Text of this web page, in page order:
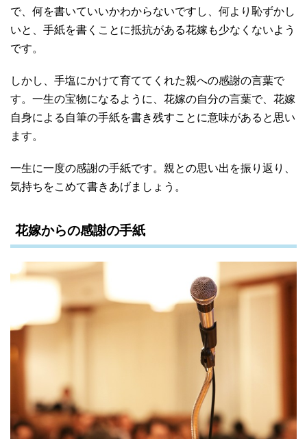
で、何を書いていいかわからないですし、何より恥ずかし
いと、手紙を書くことに抵抗がある花嫁も少なくないよう
です。
しかし、手塩にかけて育ててくれた親への感謝の言葉で
す。一生の宝物になるように、花嫁の自分の言葉で、花嫁
自身による自筆の手紙を書き残すことに意味があると思い
ます。
一生に一度の感謝の手紙です。親との思い出を振り返り、
気持ちをこめて書きあげましょう。
花嫁からの感謝の手紙